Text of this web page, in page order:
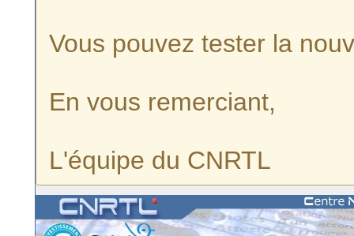
Vous pouvez tester la
En vous remerciant,
L'équipe du CNRTL